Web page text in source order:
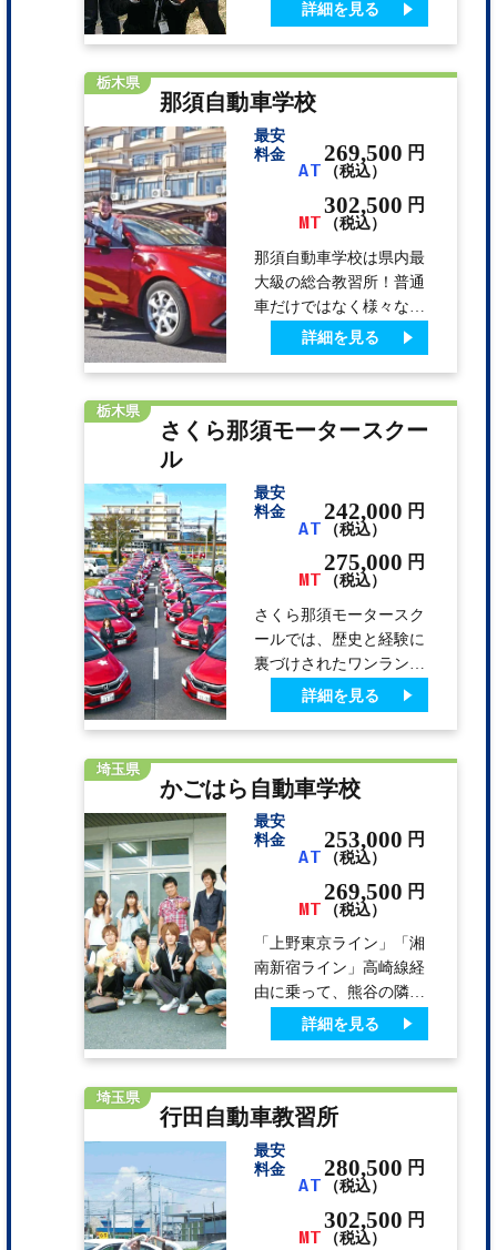
モリモリ食べて毎日の教
ります。 足利自動車教
習所は、広いコースでの
びのび教習できます。
東足利自動車教習所は、
普通車と自動二輪が、そ
れぞれ専用コースなの
で、安心です。 フリー
タイムには、温泉・観
光・アミューズメントス
ポットもあり教習以外も
充実しています。
詳細を見る
栃木県
那須自動車学校
最安
料金
AT
269,500 円
（税込）
MT
302,500 円
（税込）
那須自動車学校は県内最
大級の総合教習所！普通
車だけではなく様々な免
許が教習可能です。 教
習車も新車を導入したの
で、きれいな車で那須塩
原の街を走ってみよう。
車で1時間以内で行ける
り、千本松牧場のソフト
クリームも評判です。
詳細を見る
栃木県
さくら那須モータースクー
ル
最安
料金
AT
242,000 円
（税込）
MT
275,000 円
（税込）
さくら那須モータースク
ールでは、歴史と経験に
裏づけされたワンランク
上の教習を行っていま
す。 緑あふれる空の下
で、最短快適な教習が味
わえます。しかも、東京
から60分！3食ビュッフ
ェスタイルが嬉しい！！
詳細を見る
埼玉県
かごはら自動車学校
最安
料金
AT
253,000 円
（税込）
MT
269,500 円
（税込）
「上野東京ライン」「湘
南新宿ライン」高崎線経
由に乗って、熊谷の隣
り。 いろんな所から乗
換無しで、気軽に来られ
る場所で合宿しちゃお
う！近隣には意外と店舗
も充実。 学校の目と鼻
の先に、スーパー、ドラ
ッグストア、ファッショ
ンモールや飲食店、アミ
ューズメントパーク
「GiGO」も。時間の使
詳細を見る
埼玉県
行田自動車教習所
最安
料金
AT
280,500 円
（税込）
MT
302,500 円
（税込）